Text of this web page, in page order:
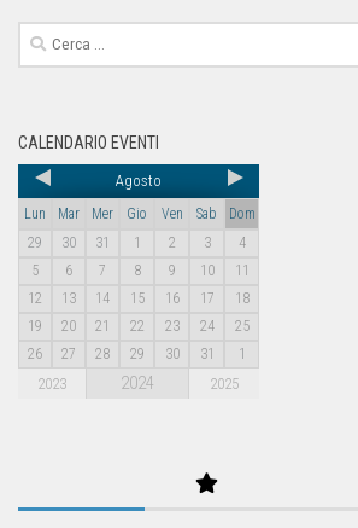
CALENDARIO EVENTI
Agosto
Lun Mar Mer Gio Ven Sab
Dom
29
30 31 1 2 3
4
5
6 7 8 9 10
11
12
13 14 15 16 17
18
19
20 21 22 23 24
25
26
27 28 29 30 31 1
2023 2024 2025